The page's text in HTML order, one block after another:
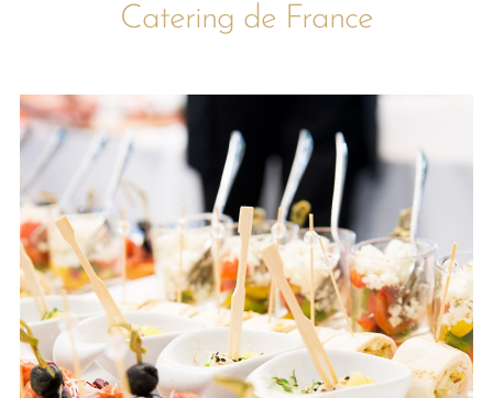
Catering de France